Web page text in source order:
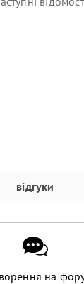
відгуки
на